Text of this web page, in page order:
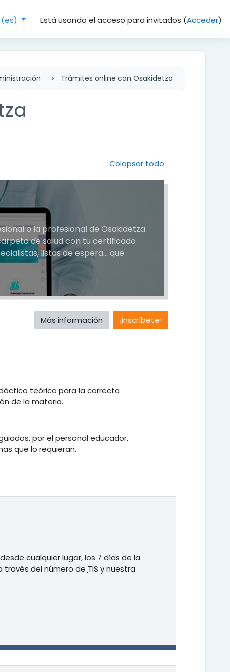
Está usando el acceso para invitados (Acceder)
Trámites online con Osakidetza
Colapsar todo
o la profesional de Osakidetza
de salud con tu certificado
listas de espera… que
Más información ¡Inscríbete!
teórico para la correcta
de la materia.
por el personal educador,
que lo requieran.
cualquier lugar, los 7 días de la
través del número deTIS y nuestra